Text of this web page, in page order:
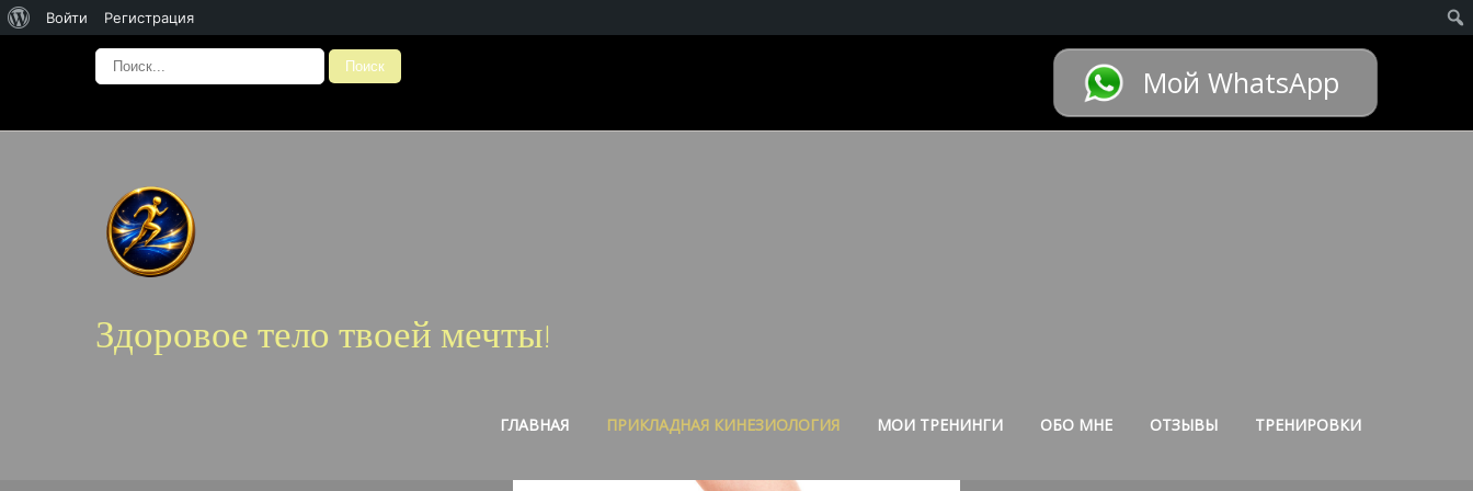
Мой WhatsApp
Здоровое тело твоей мечты!
ГЛАВНАЯ ПРИКЛАДНАЯ КИНЕЗИОЛОГИЯ МОИ ТРЕНИНГИ ОБО МНЕ ОТЗЫВЫ ТРЕНИРОВКИ
WordPress
Войти Регистрация